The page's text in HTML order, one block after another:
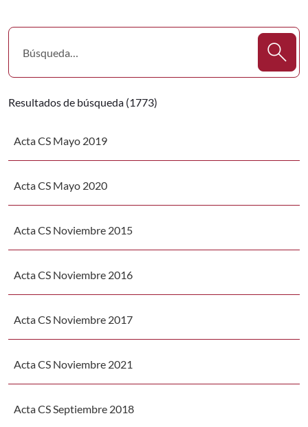
Resultados de búsqueda (1773)
Acta CS Mayo 2019
Acta CS Mayo 2020
Acta CS Noviembre 2015
Acta CS Noviembre 2016
Acta CS Noviembre 2017
Acta CS Noviembre 2021
Acta CS Septiembre 2018